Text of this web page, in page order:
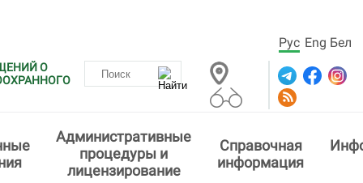
Рус Eng Бел
О
Административные
процедуры и
лицензирование
Справочная
информация